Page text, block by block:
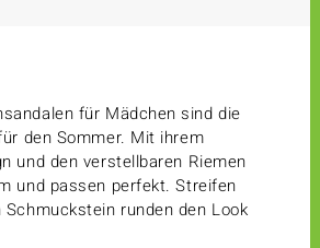
für Mädchen sind die
den Sommer. Mit ihrem
und den verstellbaren Riemen
und passen perfekt. Streifen
runden den Look